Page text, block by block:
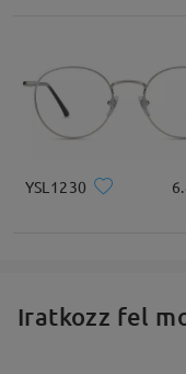
Négyzet Kerek
YSL1230
Iratkozz fel